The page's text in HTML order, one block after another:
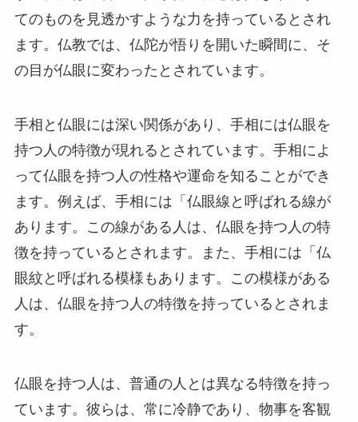
てのものを見透かすような力を持っているとされ
ます。仏教では、仏陀が悟りを開いた瞬間に、そ
の目が仏眼に変わったとされています。
手相と仏眼には深い関係があり、手相には仏眼を
持つ人の特徴が現れるとされています。手相によ
って仏眼を持つ人の性格や運命を知ることができ
ます。例えば、手相には「仏眼線と呼ばれる線が
あります。この線がある人は、仏眼を持つ人の特
徴を持っているとされます。また、手相には「仏
眼紋と呼ばれる模様もあります。この模様がある
人は、仏眼を持つ人の特徴を持っているとされま
す。
仏眼を持つ人は、普通の人とは異なる特徴を持っ
ています。彼らは、常に冷静であり、物事を客観